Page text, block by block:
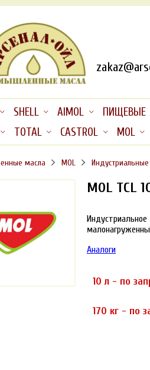
SHELL AIMOL ПИЩЕВЫЕ
TOTAL CASTROL MOL
масла MOL Индустриальные
MOL TCL
Аналоги
10 л - по
170 кг - по